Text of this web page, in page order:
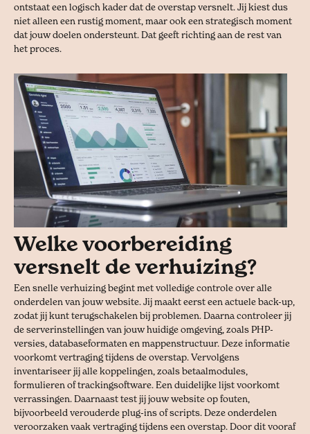
ontstaat een logisch kader dat de overstap versnelt. Jij kiest dus
niet alleen een rustig moment, maar ook een strategisch moment
dat jouw doelen ondersteunt. Dat geeft richting aan de rest van
het proces.
Welke voorbereiding
versnelt de verhuizing?
Een snelle verhuizing begint met volledige controle over alle
onderdelen van jouw website. Jij maakt eerst een actuele back-up,
zodat jij kunt terugschakelen bij problemen. Daarna controleer jij
de serverinstellingen van jouw huidige omgeving, zoals PHP-
versies, databaseformaten en mappenstructuur. Deze informatie
voorkomt vertraging tijdens de overstap. Vervolgens
inventariseer jij alle koppelingen, zoals betaalmodules,
formulieren of trackingsoftware. Een duidelijke lijst voorkomt
verrassingen. Daarnaast test jij jouw website op fouten,
bijvoorbeeld verouderde plug-ins of scripts. Deze onderdelen
veroorzaken vaak vertraging tijdens een overstap. Door dit vooraf